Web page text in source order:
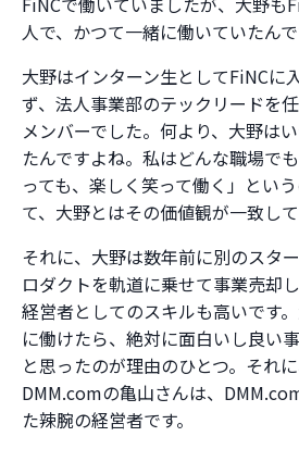
人で、かつて一緒に働いていたんで
大野はインターン生としてFiNCに
ず、法人事業部のテックリードを
メンバーでした。何より、大野は
たんですよね。私はどんな職場で
っても、楽しく笑って働く」とい
て、大野とはその価値観が一致して
それに、大野は数年前に別のスタ
ロダクトを軌道に乗せて事業売却
経営者としてのスキルも高いです
に働けたら、絶対に面白いし良い
と思ったのが理由のひとつ。それ
DMM.comの亀山さんは、
た辣腕の経営者です。